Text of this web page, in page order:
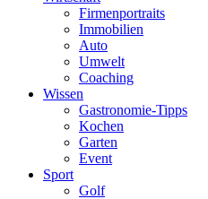
Firmenportraits
Immobilien
Auto
Umwelt
Coaching
Wissen
Gastronomie-Tipps
Kochen
Garten
Event
Sport
Golf